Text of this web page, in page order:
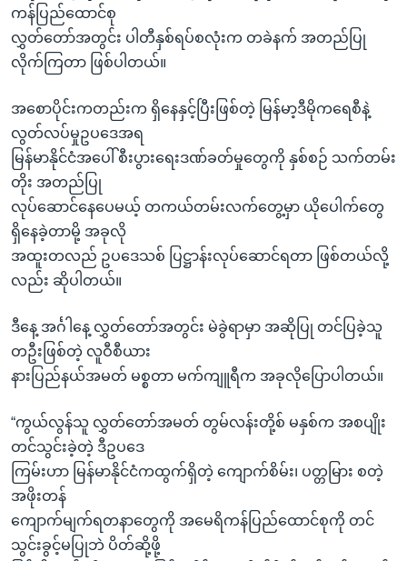
ကန်ပြည်ထောင်စု
လွှတ်တော်အတွင်း ပါတီနှစ်ရပ်စလုံးက တခဲနက် အတည်ပြု
လိုက်ကြတာ ဖြစ်ပါတယ်။
အစောပိုင်းကတည်းက ရှိနေနှင့်ပြီးဖြစ်တဲ့ မြန်မာ့ဒီမိုကရေစီနဲ့
လွတ်လပ်မှုဥပဒေအရ
မြန်မာနိုင်ငံအပေါ် စီးပွားရေးဒဏ်ခတ်မှုတွေကို နှစ်စဉ် သက်တမ်း
တိုး အတည်ပြု
လုပ်ဆောင်နေပေမယ့် တကယ်တမ်းလက်တွေ့မှာ ယိုပေါက်တွေ
ရှိနေခဲ့တာမို့ အခုလို
အထူးတလည် ဥပဒေသစ် ပြဋ္ဌာန်းလုပ်ဆောင်ရတာ ဖြစ်တယ်လို့
လည်း ဆိုပါတယ်။
ဒီနေ့ အင်္ဂါနေ့ လွှတ်တော်အတွင်း မဲခွဲရာမှာ အဆိုပြု တင်ပြခဲ့သူ
တဦးဖြစ်တဲ့ လူဝီစီယား
နားပြည်နယ်အမတ် မစ္စတာ မက်ကျူရီက အခုလိုပြောပါတယ်။
“ကွယ်လွန်သူ လွှတ်တော်အမတ် တွမ်လန်းတို့စ် မနှစ်က အစပျိုး
တင်သွင်းခဲ့တဲ့ ဒီဥပဒေ
ကြမ်းဟာ မြန်မာနိုင်ငံကထွက်ရှိတဲ့ ကျောက်စိမ်း၊ ပတ္တမြား စတဲ့
အဖိုးတန်
ကျောက်မျက်ရတနာတွေကို အမေရိကန်ပြည်ထောင်စုကို တင်
သွင်းခွင့်မပြုဘဲ ပိတ်ဆို့ဖို့